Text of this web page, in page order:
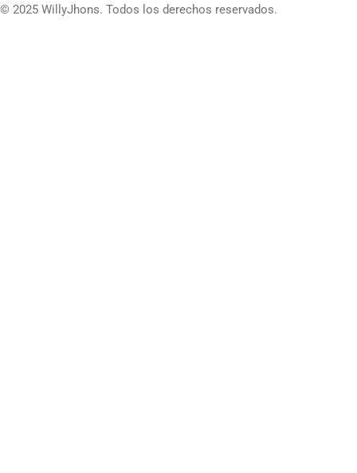
© 2025 WillyJhons. Todos los derechos reservados.